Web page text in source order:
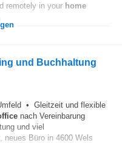
remotely in your home
und Buchhaltung
• Gleitzeit und flexible
nach Vereinbarung
und viel
Büro in 4600 Wels